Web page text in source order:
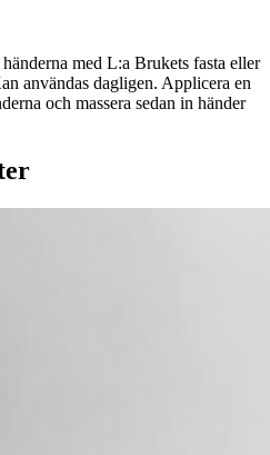
med L:a Brukets fasta eller
användas dagligen. Applicera en
och massera sedan in händer